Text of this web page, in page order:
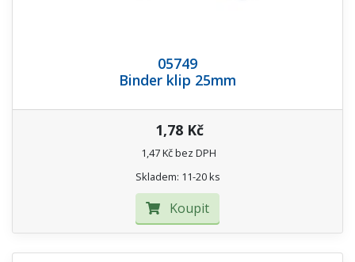
05749
Binder klip 25mm
1,78 Kč
1,47 Kč bez DPH
Skladem: 11-20 ks
Koupit